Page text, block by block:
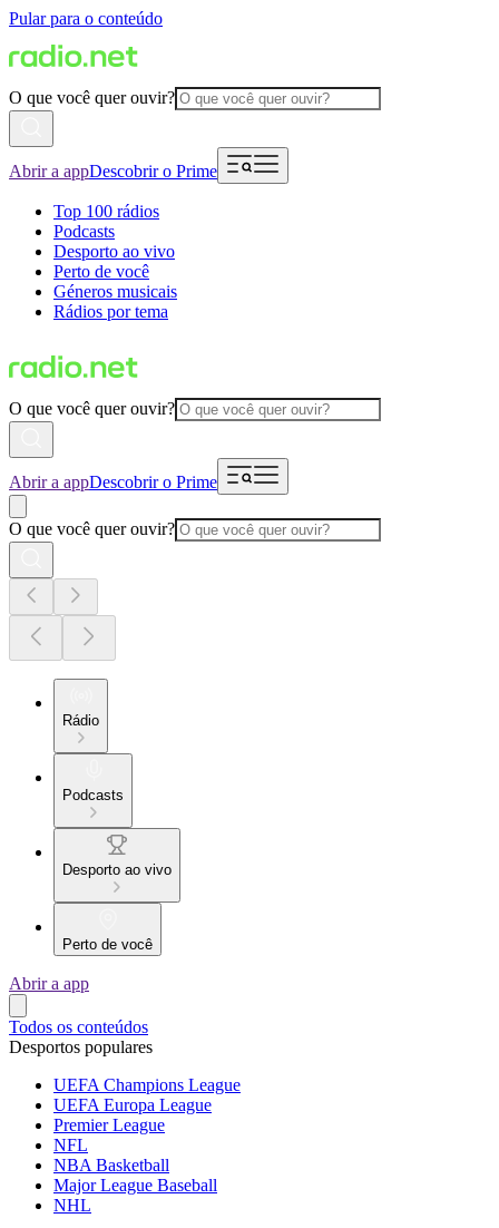
Pular para o conteúdo
O que você quer ouvir?
Abrir a appDescobrir o Prime
Top 100 rádios
Podcasts
Desporto ao vivo
Perto de você
Géneros musicais
Rádios por tema
O que você quer ouvir?
Abrir a appDescobrir o Prime
O que você quer ouvir?
Rádio
Podcasts
Desporto ao vivo
Perto de você
Abrir a app
Todos os conteúdos
Desportos populares
UEFA Champions League
UEFA Europa League
Premier League
NFL
NBA Basketball
Major League Baseball
NHL